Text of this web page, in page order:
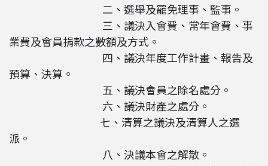
二、選舉及罷免理事、監事。
三、議決入會費、常年會費、事
業費及會員捐款之數額及方式。
四、議決年度工作計畫、報告及
預算、決算。
五、議決會員之除名處分。
六、議決財產之處分。
七、清算之議決及清算人之選
派。
八、決議本會之解散。